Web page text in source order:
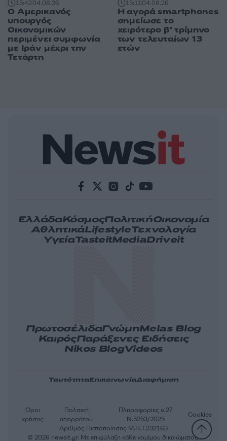
15:4204.08.26
Ο Αμερικανός
υπουργός
Οικονομικών
περιμένει συμφωνία
με Ιράν μέχρι την
Τετάρτη
15:1104.08.26
Η αγορά smartphones
σημείωσε το
χειρότερο β’ τρίμηνο
των τελευταίων 13
ετών
ΕλλάδαΚόσμοςΠολιτικήΟικονομία
ΑθλητικάLifestyleΤεχνολογία
ΥγείαTasteitMediaDriveit
ΠρωτοσέλιδαΓνώμηMelas Blog
ΚαιρόςΠαράξενες Ειδήσεις
Nikos BlogVideos
ΤαυτότηταΕπικοινωνίαΔιαφήμιση
Αριθμός Πιστοποίησης Μ.Η.Τ.232163
Όροι
χρήσης
Πολιτική
απορρήτου
Πληροφορίες α.27
Ν.5253/2025
Cookies
© 2026 newsit.gr. Με επιφύλαξη κάθε νομίμου δικαιώματος.